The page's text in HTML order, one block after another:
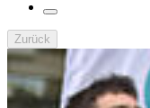
Zurück